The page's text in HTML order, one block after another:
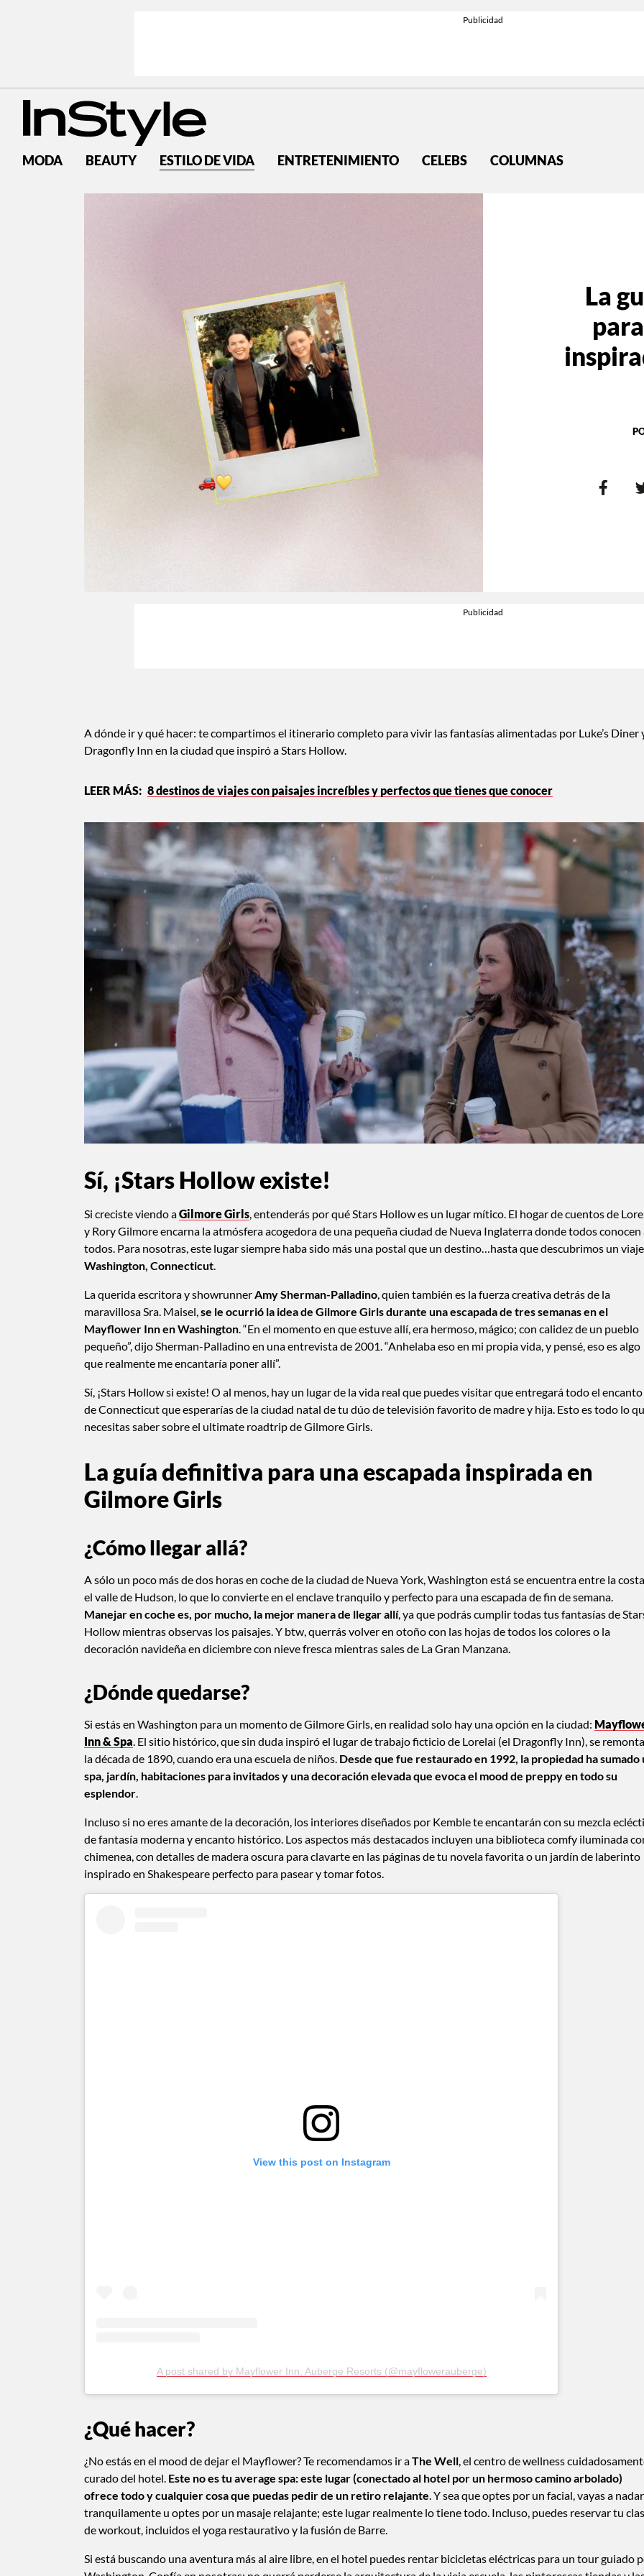
MODA BEAUTY ESTILO DE VIDA ENTRETENIMIENTO CELEBS COLUMNAS
La
A dónde ir y qué hacer: te compartimos el itinerario completo para vivir las fantasías alimentadas por Luke’s Diner
Dragonfly Inn en la ciudad que inspiró a Stars Hollow.
8 destinos de viajes con paisajes increíbles y perfectos que tienes que conocer
Sí, ¡Stars Hollow existe!
Si creciste viendo aGilmore Girls , entenderás por qué Stars Hollow es un lugar mítico. El hogar de cuentos de
y Rory Gilmore encarna la atmósfera acogedora de una pequeña ciudad de Nueva Inglaterra donde todos conocen
todos. Para nosotras, este lugar siempre haba sido más una postal que un destino…hasta que descubrimos un
Washington, Connecticut
La querida escritora y showrunner Amy Sherman-Palladino , quien también es la fuerza creativa detrás de la
maravillosa Sra. Maisel, se le ocurrió la idea de Gilmore Girls durante una escapada de tres semanas en el
Mayflower Inn en Washington . “En el momento en que estuve allí, era hermoso, mágico; con calidez de un pueblo
pequeño”, dijo Sherman-Palladino en una entrevista de 2001. “Anhelaba eso en mi propia vida, y pensé, eso es algo
que realmente me encantaría poner allí”.
Sí, ¡Stars Hollow si existe! O al menos, hay un lugar de la vida real que puedes visitar que entregará todo el encanto
de Connecticut que esperarías de la ciudad natal de tu dúo de televisión favorito de madre y hija. Esto es todo lo
necesitas saber sobre el ultimate roadtrip de Gilmore Girls.
La guía definitiva para una escapada inspirada en
Gilmore Girls
¿Cómo llegar allá?
A sólo un poco más de dos horas en coche de la ciudad de Nueva York, Washington está se encuentra entre la
el valle de Hudson, lo que lo convierte en el enclave tranquilo y perfecto para una escapada de fin de semana.
Manejar en coche es, por mucho, la mejor manera de llegar allí, ya que podrás cumplir todas tus fantasías de
Hollow mientras observas los paisajes. Y btw, querrás volver en otoño con las hojas de todos los colores o la
decoración navideña en diciembre con nieve fresca mientras sales de La Gran Manzana.
¿Dónde quedarse?
Si estás en Washington para un momento de Gilmore Girls, en realidad solo hay una opción en la ciudad:
Inn & Spa . El sitio histórico, que sin duda inspiró el lugar de trabajo ficticio de Lorelai (el Dragonfly Inn), se
la década de 1890, cuando era una escuela de niños. Desde que fue restaurado en 1992, la propiedad ha sumado
spa, jardín, habitaciones para invitados y una decoración elevada que evoca el mood de preppy en todo su
esplendor
Incluso si no eres amante de la decoración, los interiores diseñados por Kemble te encantarán con su mezcla
de fantasía moderna y encanto histórico. Los aspectos más destacados incluyen una biblioteca comfy iluminada
chimenea, con detalles de madera oscura para clavarte en las páginas de tu novela favorita o un jardín de laberinto
inspirado en Shakespeare perfecto para pasear y tomar fotos.
View this post on Instagram
A post shared by Mayflower Inn, Auberge Resorts (@mayflowerauberge)
¿Qué hacer?
¿No estás en el mood de dejar el Mayflower? Te recomendamos ir aThe Well , el centro de wellness
curado del hotel. Este no es tu average spa: este lugar (conectado al hotel por un hermoso camino arbolado)
ofrece todo y cualquier cosa que puedas pedir de un retiro relajante . Y sea que optes por un facial, vayas a nadar
tranquilamente u optes por un masaje relajante; este lugar realmente lo tiene todo. Incluso, puedes reservar tu
de workout, incluidos el yoga restaurativo y la fusión de Barre.
Si está buscando una aventura más al aire libre, en el hotel puedes rentar bicicletas eléctricas para un tour guiado